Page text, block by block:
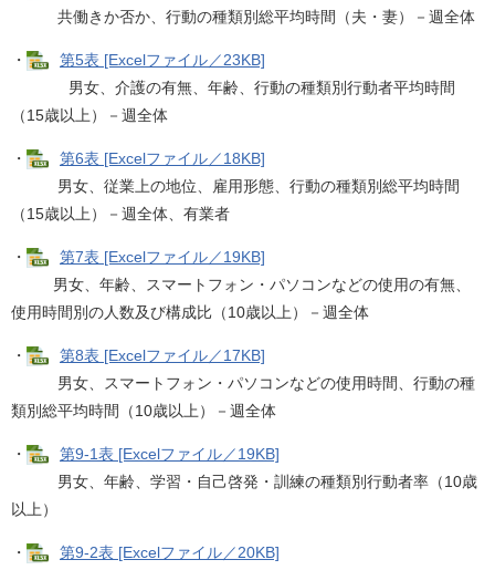
共働きか否か、行動の種類別総平均時間（夫・妻）－週全体
・
第5表 [Excelファイル／23KB]
男女、介護の有無、年齢、行動の種類別行動者平均時間
（15歳以上）－週全体
・
第6表 [Excelファイル／18KB]
男女、従業上の地位、雇用形態、行動の種類別総平均時間
（15歳以上）－週全体、有業者
・
第7表 [Excelファイル／19KB]
男女、年齢、スマートフォン・パソコンなどの使用の有無、
使用時間別の人数及び構成比（10歳以上）－週全体
・
第8表 [Excelファイル／17KB]
男女、スマートフォン・パソコンなどの使用時間、行動の種
類別総平均時間（10歳以上）－週全体
・
第9-1表 [Excelファイル／19KB]
男女、年齢、学習・自己啓発・訓練の種類別行動者率（10歳
以上）
・
第9-2表 [Excelファイル／20KB]